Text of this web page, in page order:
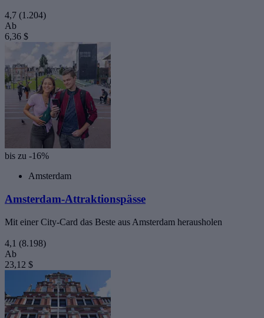
4,7 (1.204)
Ab
6,36 $
bis zu -16%
Amsterdam
Amsterdam-Attraktionspässe
Mit einer City-Card das Beste aus Amsterdam herausholen
4,1 (8.198)
Ab
23,12 $